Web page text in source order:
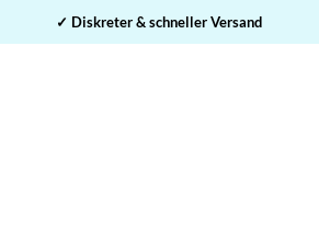
✓ Diskreter & schneller Versand